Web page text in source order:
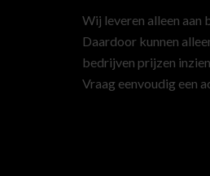
Wij leveren alleen aan
Daardoor kunnen
bedrijven prijzen
Vraag eenvoudig een